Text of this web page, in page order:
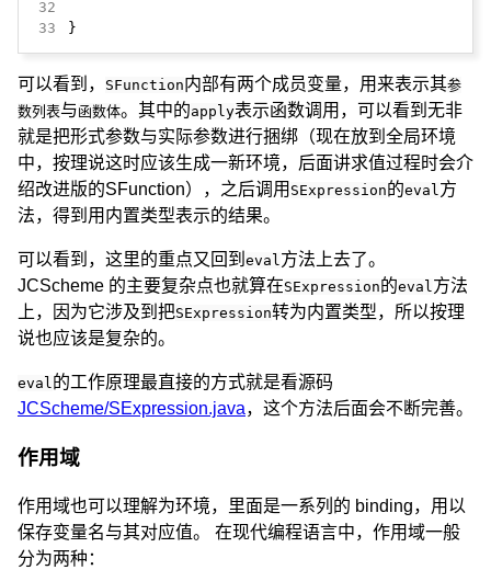
32
33
}
可以看到， SFunction内部有两个成员变量，用来表示其参
数列表与函数体。其中的apply表示函数调用，可以看到无非
就是把形式参数与实际参数进行捆绑（现在放到全局环境
中，按理说这时应该生成一新环境，后面讲求值过程时会介
绍改进版的SFunction），之后调用 SExpression的eval 方
法，得到用内置类型表示的结果。
可以看到，这里的重点又回到 eval 方法上去了。
JCScheme 的主要复杂点也就算在SExpression的eval 方法
上，因为它涉及到把SExpression转为内置类型，所以按理
说也应该是复杂的。
eval 的工作原理最直接的方式就是看源码
JCScheme/SExpression.java，这个方法后面会不断完善。
作用域
作用域也可以理解为环境，里面是一系列的 binding，用以
保存变量名与其对应值。 在现代编程语言中，作用域一般
分为两种：